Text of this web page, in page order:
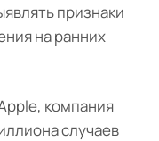
признаки
на ранних
компания
случаев